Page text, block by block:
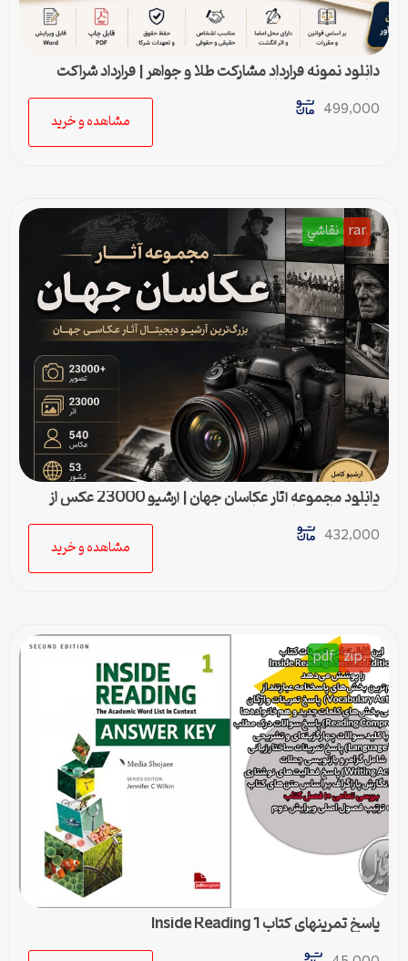
دانلود نمونه قرارداد مشارکت طلا و جواهر | قرارداد شراکت
499,000
مشاهده و خرید
rar نقاشي
دانلود مجموعه آثار عکاسان جهان | آرشیو 23000 عکس از
432,000
مشاهده و خرید
.zip
pdf
پاسخ تمرینهای کتاب Inside Reading 1